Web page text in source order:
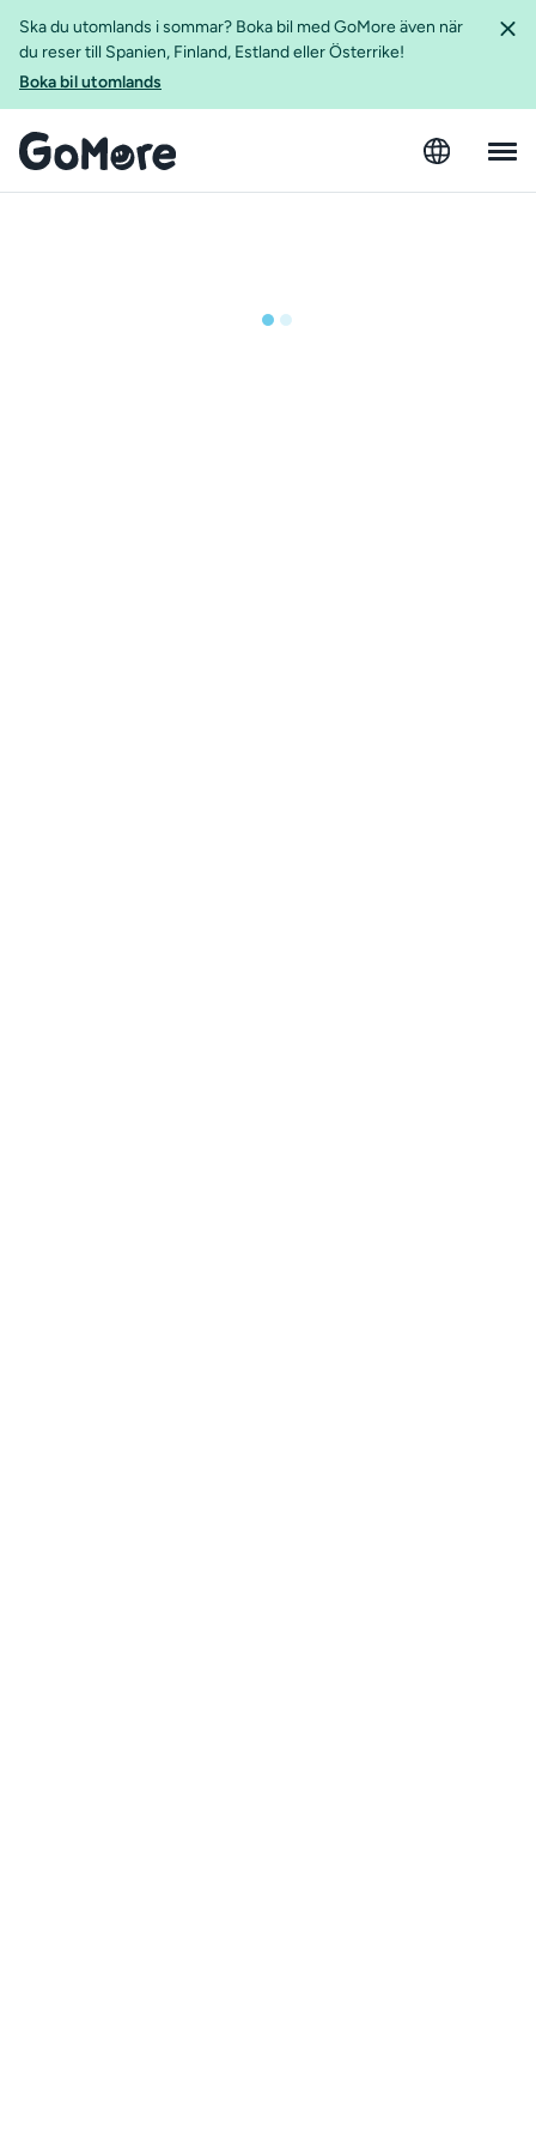
Ska du utomlands i sommar? Boka bil med GoMore även när
du reser till Spanien, Finland, Estland eller Österrike!
Boka bil utomlands